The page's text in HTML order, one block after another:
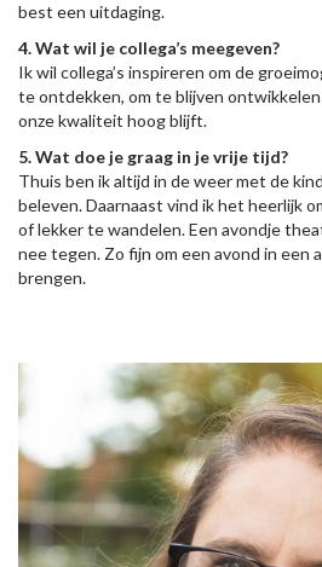
best een uitdaging.
4. Wat wil je collega’s meegeven?
Ik wil collega’s inspireren om de
te ontdekken, om te blijven
onze kwaliteit hoog blijft.
5. Wat doe je graag in je vrije tijd?
Thuis ben ik altijd in de weer met de
beleven. Daarnaast vind ik het heerlijk
of lekker te wandelen. Een avondje
nee tegen. Zo fijn om een avond in een
brengen.